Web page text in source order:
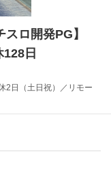
ロ開発PG】
日
2日（土日祝）／リモー